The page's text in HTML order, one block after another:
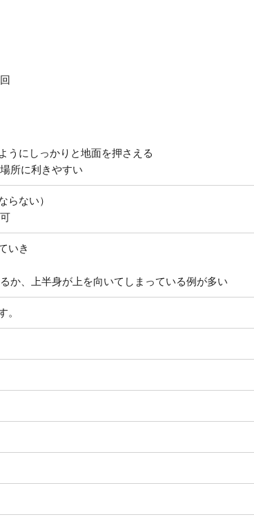
うにしっかりと地面を押さえる
所に利きやすい
らない）
いき
か、上半身が上を向いてしまっている例が多い
。